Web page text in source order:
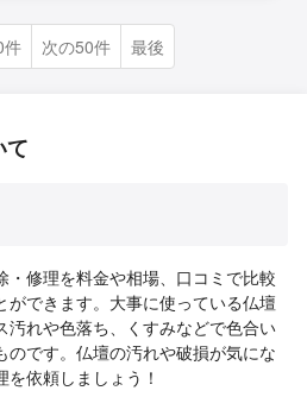
件 次の50件 最後
て
・修理を料金や相場、口コミで比較
ができます。大事に使っている仏壇
汚れや色落ち、くすみなどで色合い
のです。仏壇の汚れや破損が気にな
依頼しましょう！